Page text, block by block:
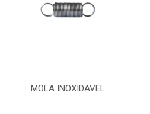
MOLA INOXIDAVEL